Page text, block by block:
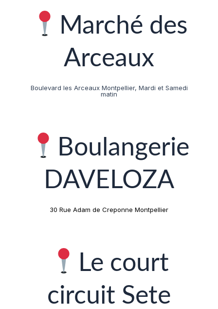
Marché des
Arceaux
Boulevard les Arceaux Montpellier, Mardi et Samedi
matin
Boulangerie
DAVELOZA
30 Rue Adam de Creponne Montpellier
Le court
circuit Sete